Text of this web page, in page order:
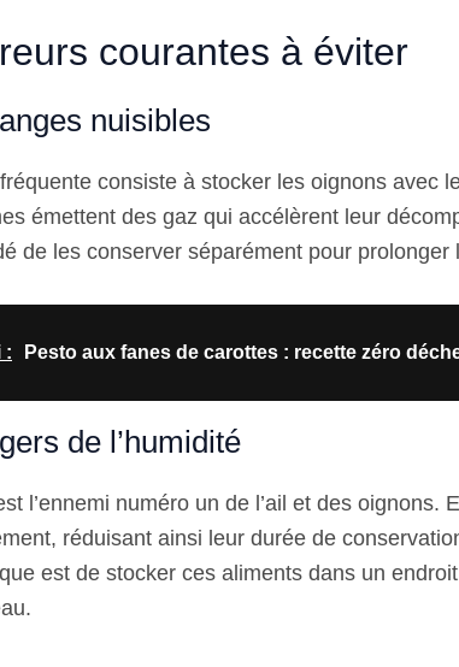
courantes à éviter
nuisibles
consiste à stocker les oignons avec
émettent des gaz qui accélèrent leur
de les conserver séparément pour prolonger
: Pesto aux fanes de carottes : recette zéro
de l’humidité
l’ennemi numéro un de l’ail et des oignons.
réduisant ainsi leur durée de
est de stocker ces aliments dans un